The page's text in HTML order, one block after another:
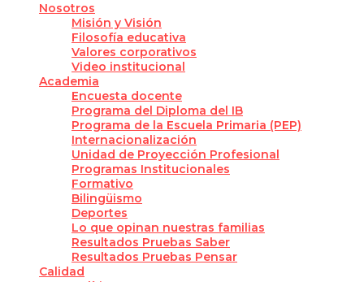
Nosotros
Misión y Visión
Filosofía educativa
Valores corporativos
Video institucional
Academia
Encuesta docente
Programa del Diploma del IB
Programa de la Escuela Primaria (PEP)
Internacionalización
Unidad de Proyección Profesional
Programas Institucionales
Formativo
Bilingüismo
Deportes
Lo que opinan nuestras familias
Resultados Pruebas Saber
Resultados Pruebas Pensar
Calidad